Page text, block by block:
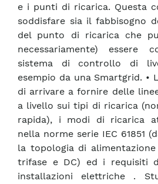
e i punti di ricarica. Questa
soddisfare sia il fabbisogno
del punto di ricarica che
necessariamente) essere
sistema di controllo di
esempio da una Smartgrid. •
di arrivare a fornire delle
a livello sui tipi di ricarica
rapida), i modi di ricarica
nella norme serie IEC 61851
la topologia di alimentazione
trifase e DC) ed i requisiti
installazioni elettriche .